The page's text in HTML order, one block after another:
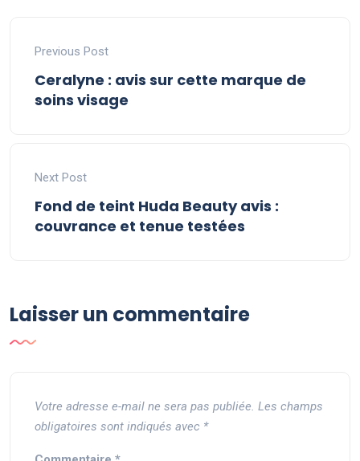
Previous Post
Ceralyne : avis sur cette marque de
soins visage
Next Post
Fond de teint Huda Beauty avis :
couvrance et tenue testées
Laisser un commentaire
Votre adresse e-mail ne sera pas publiée. Les champs
obligatoires sont indiqués avec *